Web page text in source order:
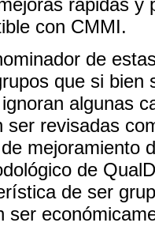
rápidas y
con CMMI.
de
que si bien
algunas
ser revisadas
mejoramiento
de
de ser
ser